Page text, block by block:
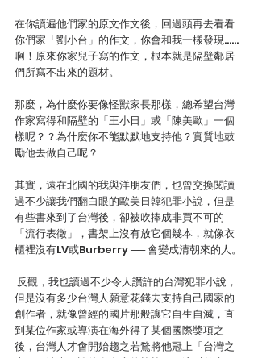
在你讀遍他們家的原文作文後，回過頭再去看看
你們家「劉小台」的作文，你會和我一樣發現......
啊！原來你家兒子寫的作文，根本就是隔壁鄰居
們所寫不出來的題材。
那麼，為什麼你要像怪獸家長那樣，總希望台灣
作家寫得和隔壁的「王小日」或「陳美歐」一個
樣呢？？為什麼你不能默默地支持他？實質地鼓
勵他去做自己呢？
其實，遠在北國的我與洋朋友們，也曾交換閱讀
過不少讓我們翻白眼的歐美日韓犯罪小說，但是
有些書來到了台灣後，卻被吹捧成非買不可的
「流行表徵」，書架上沒有放它個幾本，就像衣
櫃裡沒有LV或Burberry ── 會變成清朝來的人。
但是沒有多少台灣人願意花錢去支持自己國家的
創作者，就像曾經的國片那般讓它自生自滅，直
到某位作家或導演在海外得了某個國際獎項之
後，台灣人才會開始趨之若鶩將他冠上「台灣之